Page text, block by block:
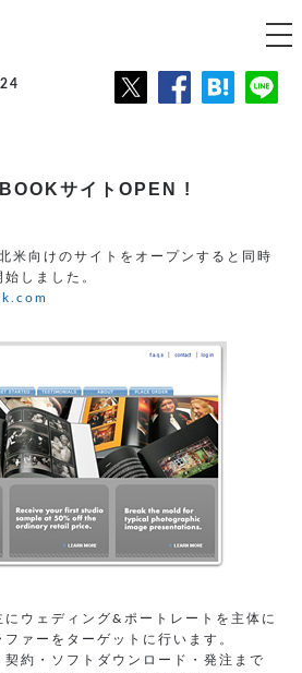
サイトOPEN !
米向けのサイトをオープンすると同時
しました。
ウェディング&ポートレートを主体に
ァーをターゲットに行います。
約・ソフトダウンロード・発注まで